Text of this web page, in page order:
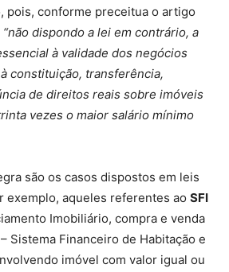
pois, conforme preceitua o artigo
“não dispondo a lei em contrário, a
à validade dos negócios
constituição, transferência,
de direitos reais sobre imóveis
vezes o maior salário mínimo
são os casos dispostos em leis
exemplo, aqueles referentes ao SFI
Imobiliário, compra e venda
– Sistema Financeiro de Habitação e
imóvel com valor igual ou